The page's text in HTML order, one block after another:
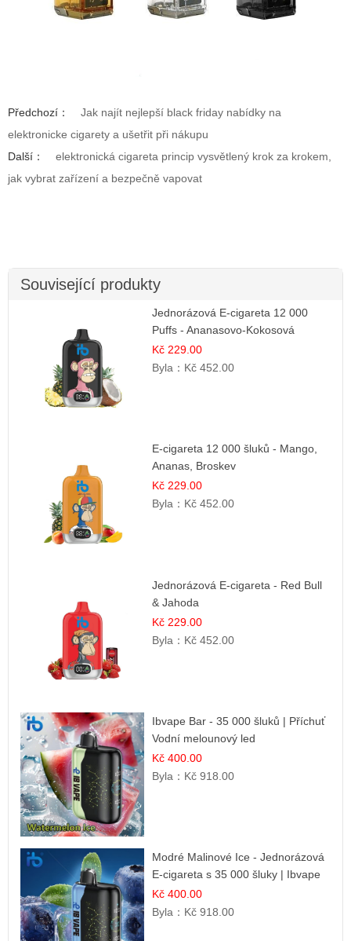
Předchozí：
Jak najít nejlepší black friday nabídky na
elektronicke cigarety a ušetřit při nákupu
Další：
elektronická cigareta princip vysvětlený krok za krokem,
jak vybrat zařízení a bezpečně vapovat
Související produkty
Jednorázová E-cigareta 12 000
Puffs - Ananasovo-Kokosová
Zmrzlina
Kč 229.00
Byla： Kč 452.00
E-cigareta 12 000 šluků - Mango,
Ananas, Broskev
Kč 229.00
Byla： Kč 452.00
Jednorázová E-cigareta - Red Bull
& Jahoda
Kč 229.00
Byla： Kč 452.00
Ibvape Bar - 35 000 šluků | Příchuť
Vodní melounový led
Kč 400.00
Byla： Kč 918.00
Modré Malinové Ice - Jednorázová
E-cigareta s 35 000 šluky | Ibvape
Kč 400.00
Byla： Kč 918.00